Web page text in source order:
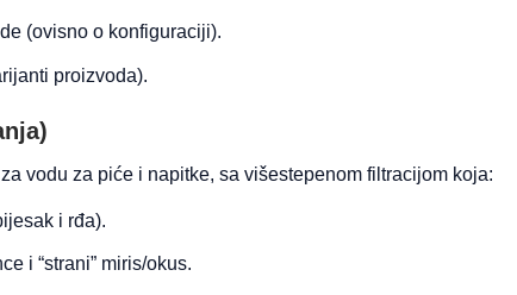
(ovisno o konfiguraciji).
proizvoda).
vodu za piće i napitke, sa višestepenom filtracijom koja:
i rđa).
i “strani” miris/okus.